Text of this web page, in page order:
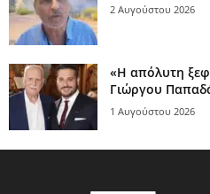
2 Αυγούστου 2026
«Η απόλυτη
Γιώργου
1 Αυγούστου 2026